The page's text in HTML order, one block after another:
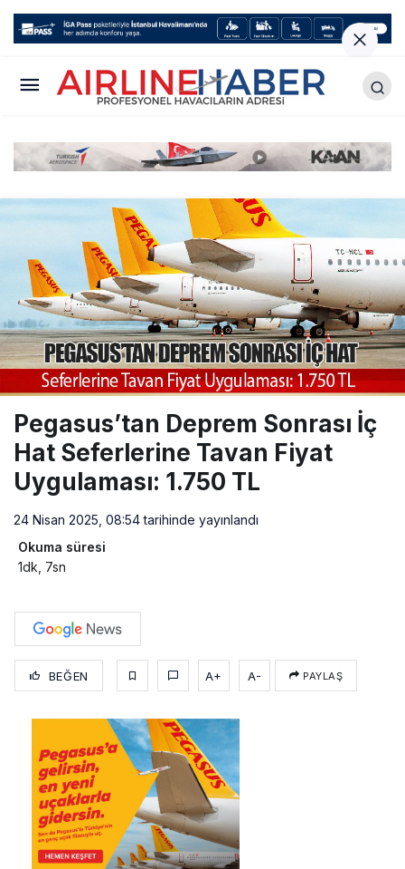
Pegasus’tan Deprem Sonrası İç
Hat Seferlerine Tavan Fiyat
Uygulaması: 1.750 TL
24 Nisan 2025, 08:54tarihinde yayınlandı
Okuma süresi
1dk, 7sn
BEĞEN A+ A- PAYLAŞ